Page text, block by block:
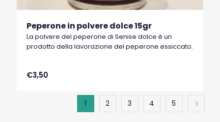
Peperone in polvere dolce 15gr
La polvere del peperone di Senise dolce è un
prodotto della lavorazione del peperone essiccato.
€3,50
1 2 3 4 5